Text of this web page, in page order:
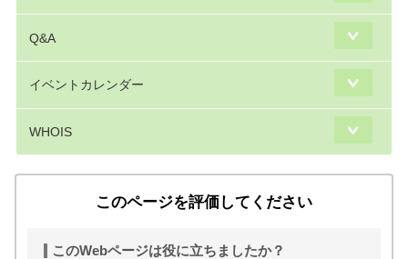
Q&A
イベントカレンダー
WHOIS
このページを評価してください
このWebページは役に立ちましたか？